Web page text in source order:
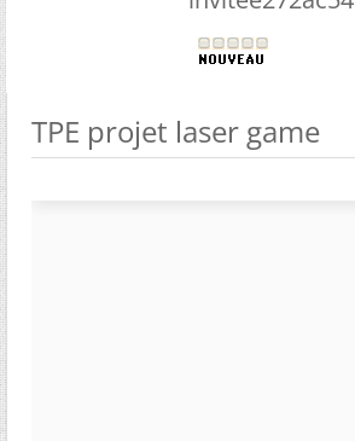
TPE projet laser game